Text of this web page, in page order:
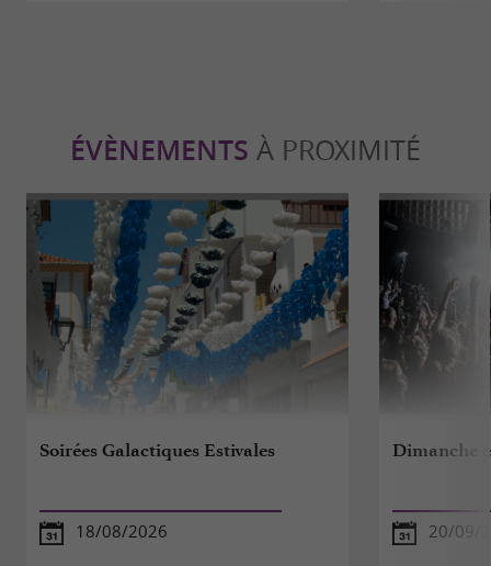
ÉVÈNEMENTS À PROXIMITÉ
Soirées Galactiques Estivales
18/08/2026
Dimanche
20/09/